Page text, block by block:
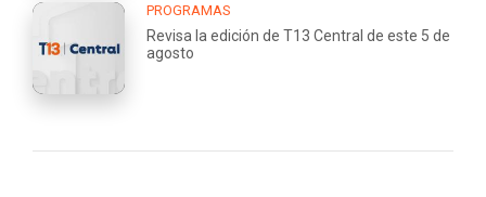
PROGRAMAS
Revisa la edición de T13 Central de este 5 de
agosto